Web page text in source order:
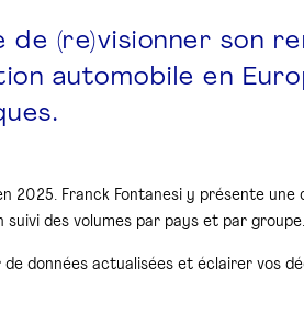
de (re)visionner son
automobile en
2025. Franck Fontanesi y présente
suivi des volumes par pays et par groupe.
données actualisées et éclairer vos